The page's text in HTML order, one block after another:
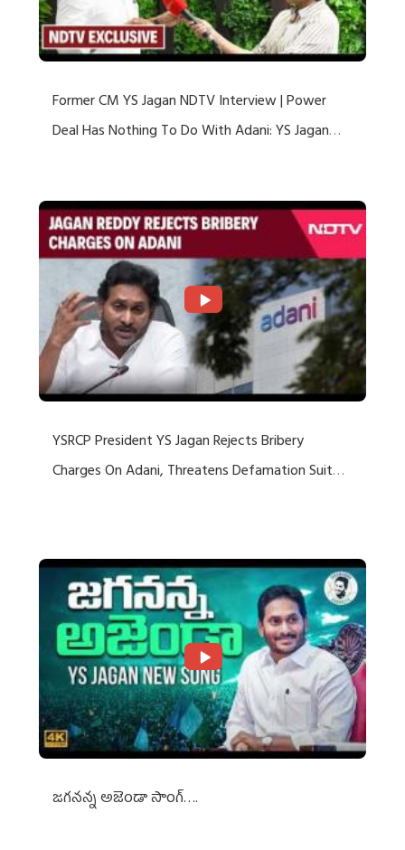
Former CM YS Jagan NDTV Interview | Power
Deal Has Nothing To Do With Adani: YS Jagan
YSRCP President YS Jagan Rejects Bribery
Charges On Adani, Threatens Defamation Suit
జగనన్న అజెండా సాంగ్….